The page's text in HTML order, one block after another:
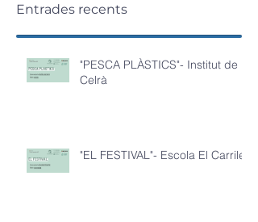
Entrades recents
"PESCA PLÀSTICS"- Institut de
Celrà
"EL FESTIVAL"- Escola El Carrilet